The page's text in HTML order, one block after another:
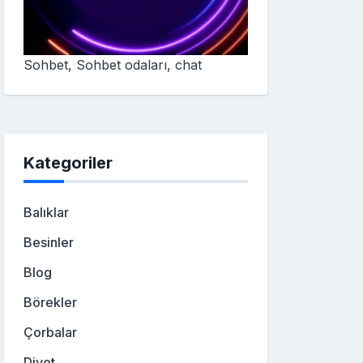
Sohbet, Sohbet odaları, chat
Kategoriler
Balıklar
Besinler
Blog
Börekler
Çorbalar